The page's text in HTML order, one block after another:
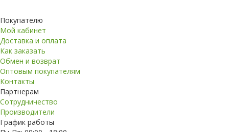
Покупателю
Мой кабинет
Доставка и оплата
Как заказать
Обмен и возврат
Оптовым покупателям
Контакты
Партнерам
Сотрудничество
Производители
График работы